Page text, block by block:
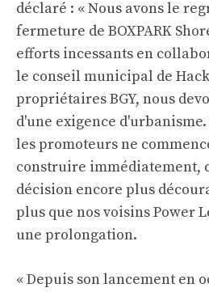
déclaré : « Nous avons le
fermeture de BOXPARK
efforts incessants en
le conseil municipal de
propriétaires BGY, nous
d'une exigence
les promoteurs ne
construire immédiatement,
décision encore plus
plus que nos voisins Power
une prolongation.
« Depuis son lancement en